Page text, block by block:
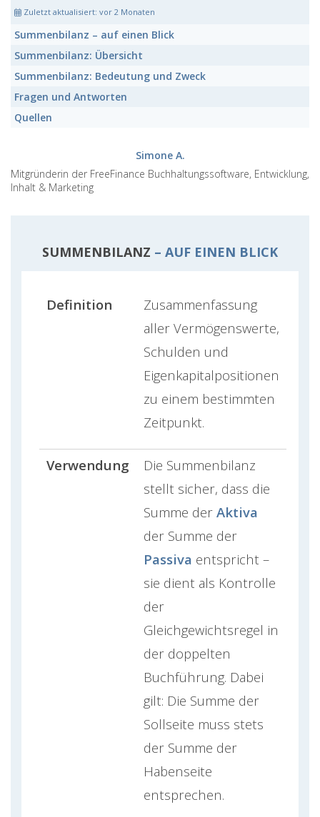
Zuletzt aktualisiert: vor 2 Monaten
Summenbilanz – auf einen Blick
Summenbilanz: Übersicht
Summenbilanz: Bedeutung und Zweck
Fragen und Antworten
Quellen
Simone A.
Mitgründerin der FreeFinance Buchhaltungssoftware, Entwicklung,
Inhalt & Marketing
SUMMENBILANZ – AUF EINEN BLICK
Definition
Zusammenfassung
aller Vermögenswerte,
Schulden und
Eigenkapitalpositionen
zu einem bestimmten
Zeitpunkt.
Verwendung
Die Summenbilanz
stellt sicher, dass die
Summe der Aktiva
der Summe der
Passiva entspricht –
sie dient als Kontrolle
der
Gleichgewichtsregel in
der doppelten
Buchführung. Dabei
gilt: Die Summe der
Sollseite muss stets
der Summe der
Habenseite
entsprechen.